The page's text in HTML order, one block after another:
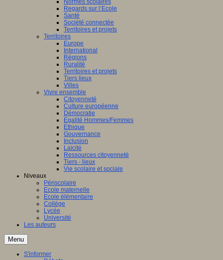
Normes scolaires
Regards sur l’Ecole
Santé
Société connectée
Territoires et projets
Territoires
Europe
International
Régions
Ruralité
Territoires et projets
Tiers lieux
Villes
Vivre ensemble
Citoyenneté
Culture européenne
Démocratie
Egalité Hommes/Femmes
Ethique
Gouvernance
Inclusion
Laïcité
Ressources citoyenneté
Tiers - lieux
Vie scolaire et sociale
Niveaux
Périscolaire
Ecole maternelle
Ecole élémentaire
Collège
Lycée
Université
Les auteurs
Menu
S'informer